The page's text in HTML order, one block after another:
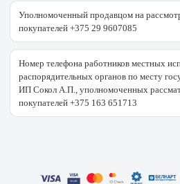
Уполномоченный продавцом на
покупателей +375 29 9607085
Номер телефона работников местных
распорядительных органов по месту
ИП Сокол А.П., уполномоченных
покупателей +375 163 651713